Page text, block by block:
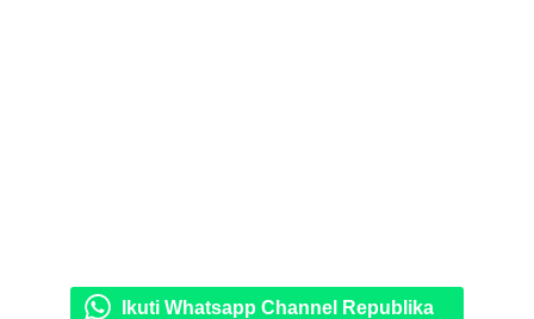
Ikuti Whatsapp Channel Republika